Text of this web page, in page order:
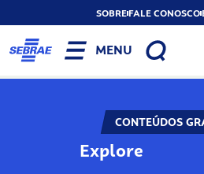
SOBREFALE CONOSCO
MENU
CONTEÚDOS
Explore